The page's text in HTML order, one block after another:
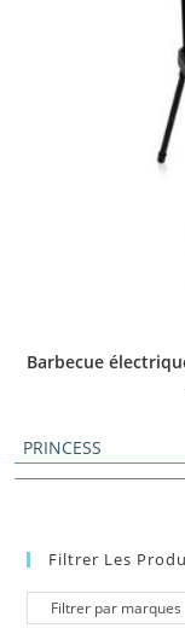
Barbecue
PRINCESS
Filtrer Les